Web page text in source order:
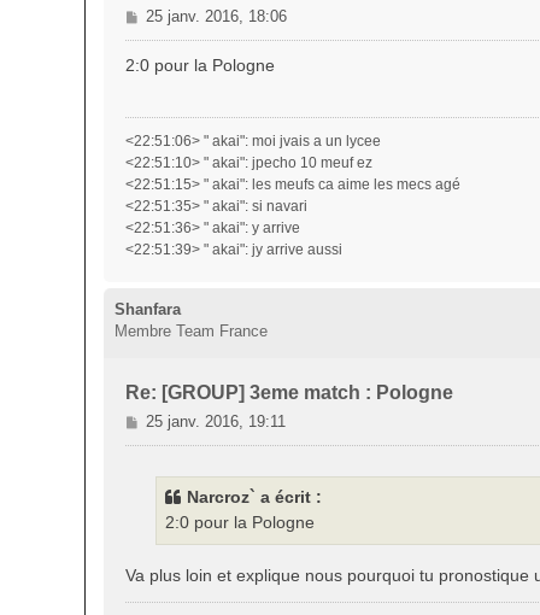
M
e
s
g
e
25 janv. 2016, 18:06
2:0 pour la Pologne
<22:51:06> " akai": moi jvais a un lycee
<22:51:10> " akai": jpecho 10 meuf ez
<22:51:15> " akai": les meufs ca aime les mecs agé
<22:51:35> " akai": si navari
<22:51:36> " akai": y arrive
<22:51:39> " akai": jy arrive aussi
Shanfara
Membre Team France
Re: [GROUP] 3eme match : Pologne
M
e
25 janv. 2016, 19:11
Narcroz` a écrit :
2:0 pour la Pologne
Va plus loin et explique nous pourquoi tu pronostique